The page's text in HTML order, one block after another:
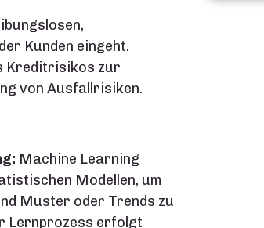
Kunden eingeht.
Kreditrisikos zur
von Ausfallrisiken.
Machine Learning
Modellen, um
Muster oder Trends zu
Lernprozess erfolgt